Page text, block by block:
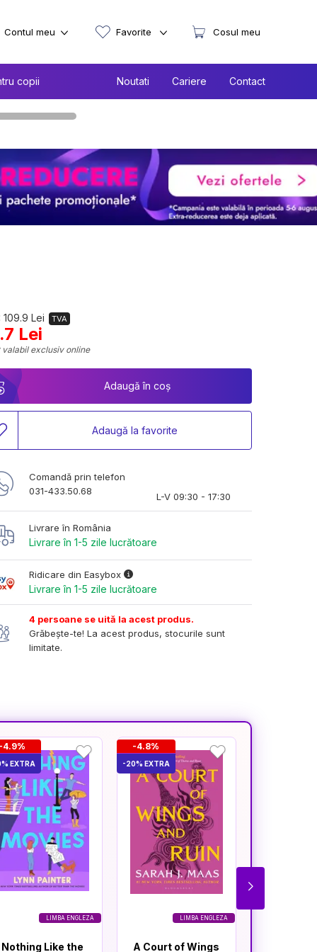
copii Noutati Cariere Contact
Contul meu Favorite Cosul meu
109.9 Lei TVA
Lei
valabil exclusiv online
Adaugă în coș
Adaugă la favorite
Comandă prin telefon
031-433.50.68
L-V 09:30 - 17:30
Livrare în România
Livrare în 1-5 zile lucrătoare
Ridicare din Easybox
Livrare în 1-5 zile lucrătoare
4 persoane se uită la acest produs.
Grăbește-te! La acest produs, stocurile sunt
limitate.
LIMBA ENGLEZA
-4.9%
EXTRA
Nothing Like the
LIMBA ENGLEZA
-4.8%
-20% EXTRA
A Court of Wings